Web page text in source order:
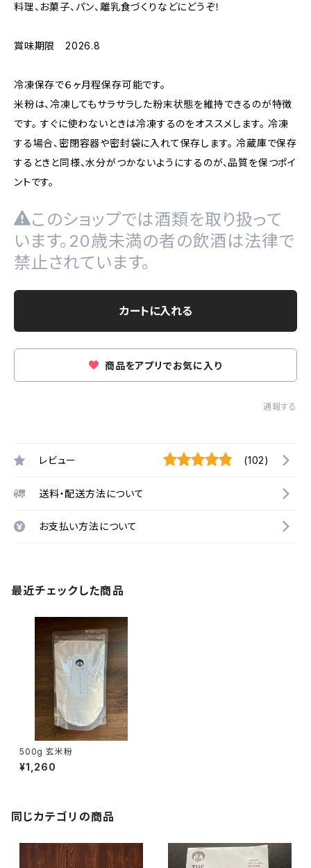
料理、お菓子、パン、離乳食づくりなどにどうぞ！
賞味期限 2026.8
冷凍保存で６ヶ月程保存可能です。
米粉は、冷凍してもサラサラした粉末状態を維持できるのが特徴
です。 すぐに使わないときは冷凍するのをオススメします。 冷凍
する場合、密閉容器や密封袋に入れて保存します。 冷蔵庫で保存
するときと同様、水分がつかないようにするのが、品質を保つポイ
ントです。
このショップでは酒類を取り扱って
います。20歳未満の者の飲酒は法律で
禁止されています。
カートに入れる
商品をアプリでお気に入り
通報する
レビュー (102)
送料・配送方法について
お支払い方法について
最近チェックした商品
500g 玄米粉
¥1,260
同じカテゴリの商品